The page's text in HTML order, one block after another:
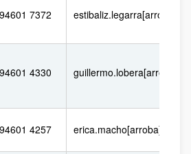
94601 7372
94601 4330
94601 4257